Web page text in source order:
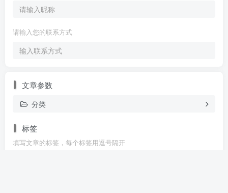
请输入您的联系方式
文章参数
分类
标签
填写文章的标签，每个标签用逗号隔开